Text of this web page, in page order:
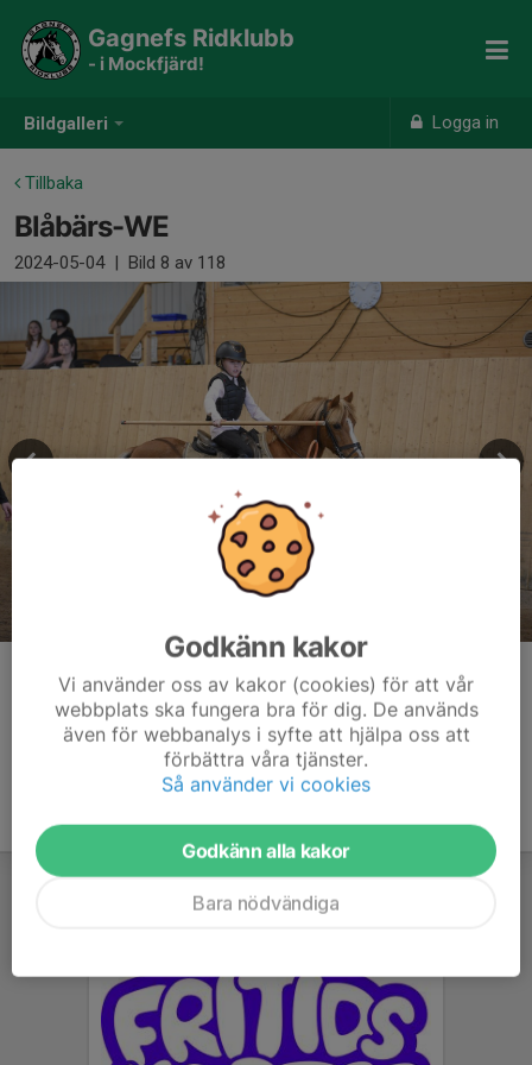
Bildgalleri Logga in
Gagnefs Ridklubb
- i Mockfjärd!
Tillbaka
Blåbärs-WE
2024-05-04 | Bild 8 av 118
Kommentarer
Godkänn kakor
Vi använder oss av kakor (cookies) för att vår
webbplats ska fungera bra för dig. De används
även för webbanalys i syfte att hjälpa oss att
förbättra våra tjänster.
Så använder vi cookies
Godkänn alla kakor
Bara nödvändiga